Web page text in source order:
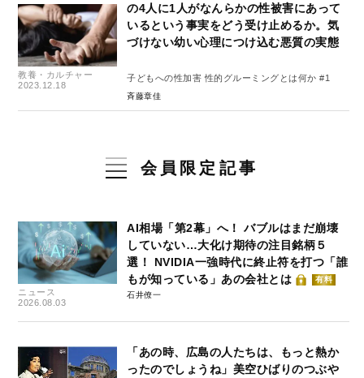
教養・カルチャー
2023.12.18
の4人に1人がなんらかの性被害にあって
いるという事実をどう受け止めるか。気
づけない幼い心理につけ込む悪質の実態
子どもへの性加害 性的グルーミングとは何か #1
斉藤章佳
会員限定記事
ニュース
2026.08.03
AI相場「第2幕」へ！ バブルはまだ崩壊
していない…大化け期待の注目銘柄５
選！ NVIDIA一強時代に終止符を打つ「誰
もが知っている」あの会社とは
有料
石井僚一
「あの時、広島の人たちは、もっと熱か
ったのでしょうね」美空ひばりのつぶや